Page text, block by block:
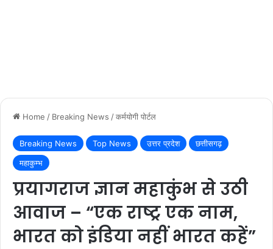
Home / Breaking News /कर्मयोगी पोर्टल
Breaking News Top News उत्तर प्रदेश
छत्तीसगढ़
महाकुम्भ
प्रयागराज ज्ञान महाकुंभ से उठी
आवाज – “एक राष्ट्र एक नाम,
भारत को इंडिया नहीं भारत कहें”